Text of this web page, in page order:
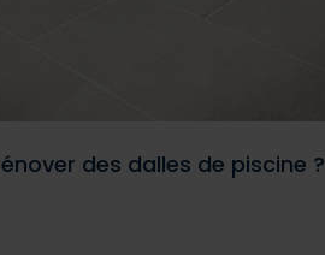
des dalles de piscine ?